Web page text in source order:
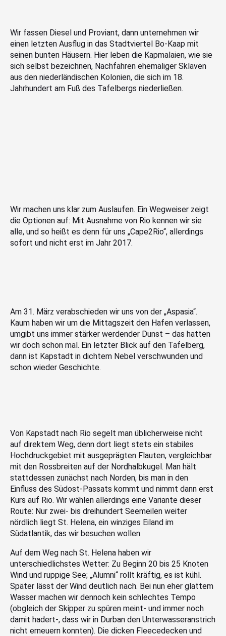
Wir fassen Diesel und Proviant, dann unternehmen wir
einen letzten Ausflug in das Stadtviertel Bo-Kaap mit
seinen bunten Häusern. Hier leben die Kapmalaien, wie sie
sich selbst bezeichnen, Nachfahren ehemaliger Sklaven
aus den niederländischen Kolonien, die sich im 18.
Jahrhundert am Fuß des Tafelbergs niederließen.
Wir machen uns klar zum Auslaufen. Ein Wegweiser zeigt
die Optionen auf: Mit Ausnahme von Rio kennen wir sie
alle, und so heißt es denn für uns „Cape2Rio“, allerdings
sofort und nicht erst im Jahr 2017.
Am 31. März verabschieden wir uns von der „Aspasia“.
Kaum haben wir um die Mittagszeit den Hafen verlassen,
umgibt uns immer stärker werdender Dunst – das hatten
wir doch schon mal. Ein letzter Blick auf den Tafelberg,
dann ist Kapstadt in dichtem Nebel verschwunden und
schon wieder Geschichte.
Von Kapstadt nach Rio segelt man üblicherweise nicht
auf direktem Weg, denn dort liegt stets ein stabiles
Hochdruckgebiet mit ausgeprägten Flauten, vergleichbar
mit den Rossbreiten auf der Nordhalbkugel. Man hält
stattdessen zunächst nach Norden, bis man in den
Einfluss des Südost-Passats kommt und nimmt dann erst
Kurs auf Rio. Wir wählen allerdings eine Variante dieser
Route: Nur zwei- bis dreihundert Seemeilen weiter
nördlich liegt St. Helena, ein winziges Eiland im
Südatlantik, das wir besuchen wollen.
Auf dem Weg nach St. Helena haben wir
unterschiedlichstes Wetter: Zu Beginn 20 bis 25 Knoten
Wind und ruppige See; „Alumni“ rollt kräftig, es ist kühl.
Später lässt der Wind deutlich nach. Bei nun eher glattem
Wasser machen wir dennoch kein schlechtes Tempo
(obgleich der Skipper zu spüren meint- und immer noch
damit hadert-, dass wir in Durban den Unterwasseranstrich
nicht erneuern konnten). Die dicken Fleecedecken und